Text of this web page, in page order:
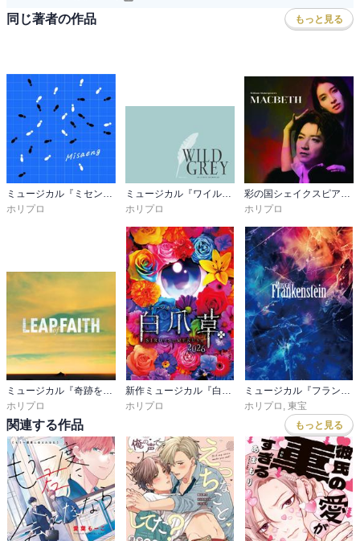
【大阪公演】新歌舞伎座
【愛知公演】愛知県芸術劇場 大ホール
作：トム・マックレー
日本版演出・振付：ジェフリー・ペイジ
翻訳・訳詞 : 福田響志
出演：
三浦宏規・・・ジェイミー・ニュー
髙橋颯（WATWING)・・・ジェイミー・ニュー
安蘭けい・・・マーガレット・ニュー
神里優希・・・ディーン・パクストン
吉高志音・・・ディーン・パクストン
小向なる・・・ベックス
里中将道・・・サイード
澤田真里愛・・・ファティマ
東間一貴・・・ミッキー
星野勇太・・・サイ
MAOTO・・・リーバイ
元榮菜摘・・・ベッカ
リコ（HUNNY BEE）・・・ヴィッキー
泉見洋平・・・ライカ・バージン
渡辺大輔・・・トレイ・ソフィスティケイ
かなで（3時のヒロイン）・・・ミス・ヘッジ
栗山絵美・・・ミス・ヘッジ（女性役U/S）
同じ著者の作品 もっと見る
ミュージカル『ミセン』公演プログラム
ホリプロ
ミュージカル『ワイルド・グレイ』公演プログラム
ホリプロ
彩の国シェイクスピア・シリーズ2nd Vol.２『マクベス』公演プログラム
ホリプロ
ホリプロ
ホリプロ
ホリプロ 東宝
関連する作品 もっと見る